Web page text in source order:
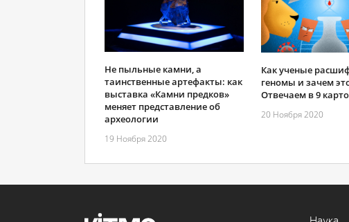
Не пыльные камни, а
таинственные артефакты: как
выставка «Камни предков»
меняет представление об
археологии
19 Ноября 2020
Как ученые
геномы и зачем
Отвечаем в 9
20 Ноября 2020